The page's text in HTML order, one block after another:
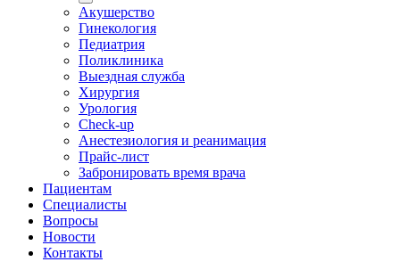
Акушерство
Гинекология
Педиатрия
Поликлиника
Выездная служба
Хирургия
Урология
Check-up
Анестезиология и реанимация
Прайс-лист
Забронировать время врача
Пациентам
Специалисты
Вопросы
Новости
Контакты